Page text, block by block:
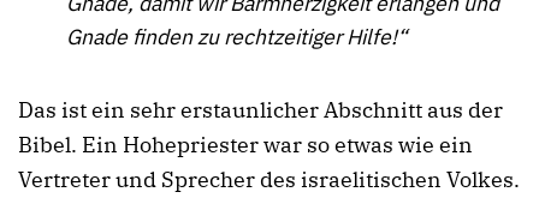
Gnade finden zu rechtzeitiger Hilfe!“
Das ist ein sehr erstaunlicher Abschnitt aus der
Bibel. Ein Hohepriester war so etwas wie ein
Vertreter und Sprecher des israelitischen Volkes.